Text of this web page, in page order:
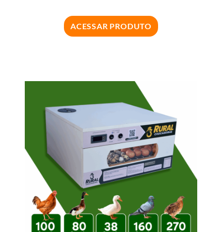
ACESSAR PRODUTO